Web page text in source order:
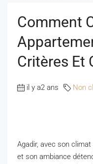
Comment
Critères Et
il y a2 ans Non
Agadir, avec son
et son ambiance